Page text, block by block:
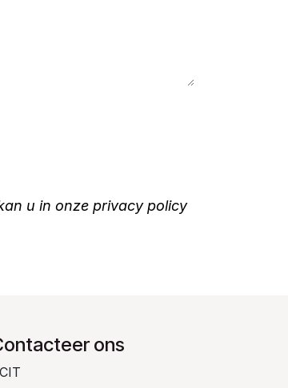
u in onze privacy policy
ons